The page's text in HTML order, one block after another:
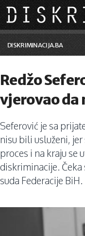
Skip to main content
DISKRIMINACIJA.BA
Vijesti i događaji
Aktuelne teme
Kolumne
Lične priče
Saradnja sa
Redžo
vjerovao da
Seferović je sa
nisu bili usluženi, jer
proces i na kraju se
diskriminacije.
suda Federacije BiH.